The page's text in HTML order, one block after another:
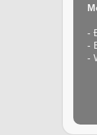
-
-
-